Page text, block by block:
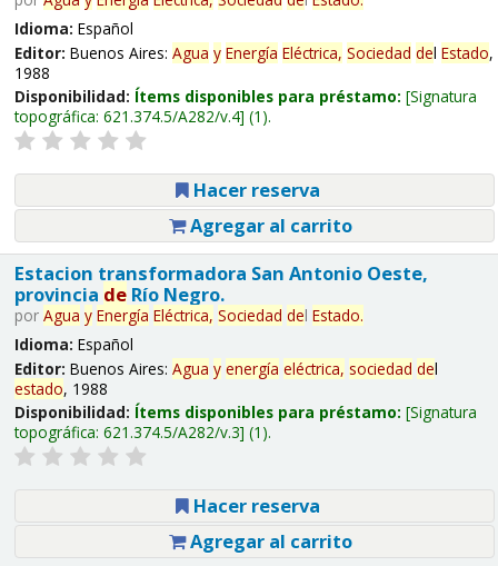
Idioma: Español
Editor: Buenos Aires: Agua y Energía Eléctrica, Sociedad del Estado,
1988
Disponibilidad: Ítems disponibles para préstamo: Signatura
topográfica: 621.374.5/A282/v.4 (1).
Hacer reserva
Agregar al carrito
Estacion transformadora San Antonio Oeste,
provincia deRío Negro.
por Agua y Energía Eléctrica, Sociedad del Estado.
Idioma: Español
Editor: Buenos Aires: Agua y energía eléctrica, sociedad del
estado, 1988
Disponibilidad: Ítems disponibles para préstamo: Signatura
topográfica: 621.374.5/A282/v.3 (1).
Hacer reserva
Agregar al carrito